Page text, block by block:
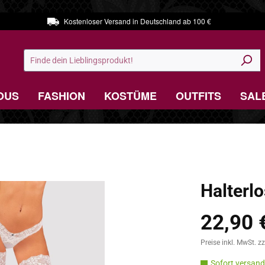
Kostenloser Versand in Deutschland ab 100 €
FASHION KOSTÜME OUTFITS
Regulärer Preis:
22,90
Preise inkl. MwSt.